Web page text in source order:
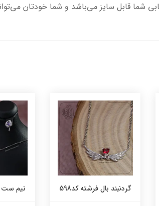
شما قابل سایز می‌باشد و شما خودتان
گردنبند بال فرشته کد598 نیم ست